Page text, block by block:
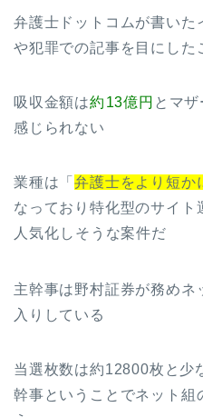
弁護士ドットコムが書いた
や犯罪での記事を目にした
吸収金額は約13億円 とマ
感じられない
業種は「弁護士をより短か
なっており特化型のサイト
人気化しそうな案件だ
主幹事は野村証券が務めネ
入りしている
当選枚数は約12800枚と少
幹事ということでネット組